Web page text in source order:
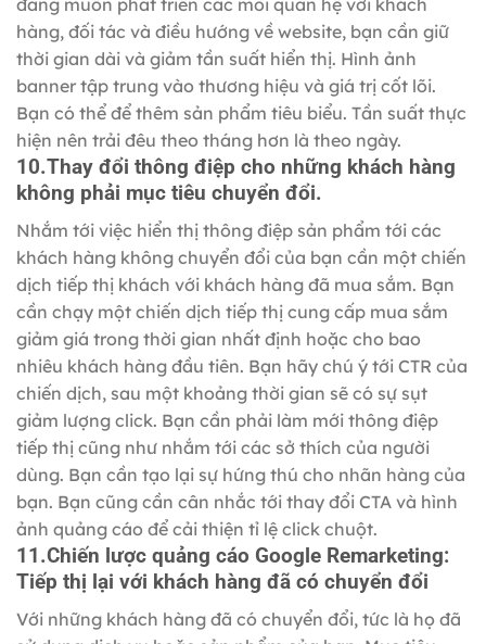
đang muốn phát triển các mối quan hệ với khách
hàng, đối tác và điều hướng về website, bạn cần giữ
thời gian dài và giảm tần suất hiển thị. Hình ảnh
banner tập trung vào thương hiệu và giá trị cốt lõi.
Bạn có thể để thêm sản phẩm tiêu biểu. Tần suất thực
hiện nên trải đêu theo tháng hơn là theo ngày.
10.Thay đổi thông điệp cho những khách hàng
không phải mục tiêu chuyển đổi.
Nhắm tới việc hiển thị thông điệp sản phẩm tới các
khách hàng không chuyển đổi của bạn cần một chiến
dịch tiếp thị khách với khách hàng đã mua sắm. Bạn
cần chạy một chiến dịch tiếp thị cung cấp mua sắm
giảm giá trong thời gian nhất định hoặc cho bao
nhiêu khách hàng đầu tiên. Bạn hãy chú ý tới CTR của
chiến dịch, sau một khoảng thời gian sẽ có sự sụt
giảm lượng click. Bạn cần phải làm mới thông điệp
tiếp thị cũng như nhắm tới các sở thích của người
dùng. Bạn cần tạo lại sự hứng thú cho nhãn hàng của
bạn. Bạn cũng cần cân nhắc tới thay đổi CTA và hình
ảnh quảng cáo để cải thiện tỉ lệ click chuột.
11.Chiến lược quảng cáo Google Remarketing:
Tiếp thị lại với khách hàng đã có chuyển đổi
Với những khách hàng đã có chuyển đổi, tức là họ đã